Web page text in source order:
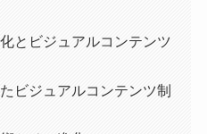
とビジュアルコンテンツ
ビジュアルコンテンツ制